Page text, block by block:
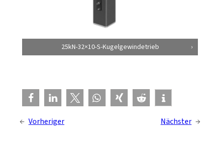
25kN-32×10-S-Kugelgewindetrieb
← Vorheriger Nächster →